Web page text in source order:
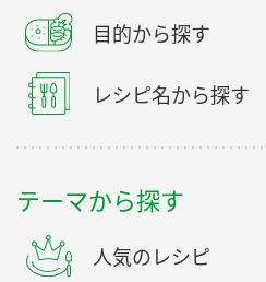
目的から探す
レシピ名から探す
テーマから探す
人気のレシピ